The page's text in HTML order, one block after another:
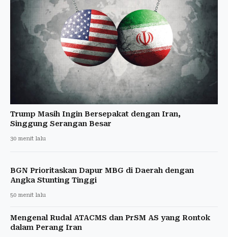
Trump Masih Ingin Bersepakat dengan Iran,
Singgung Serangan Besar
30 menit lalu
BGN Prioritaskan Dapur MBG di Daerah dengan
Angka Stunting Tinggi
50 menit lalu
Mengenal Rudal ATACMS dan PrSM AS yang Rontok
dalam Perang Iran